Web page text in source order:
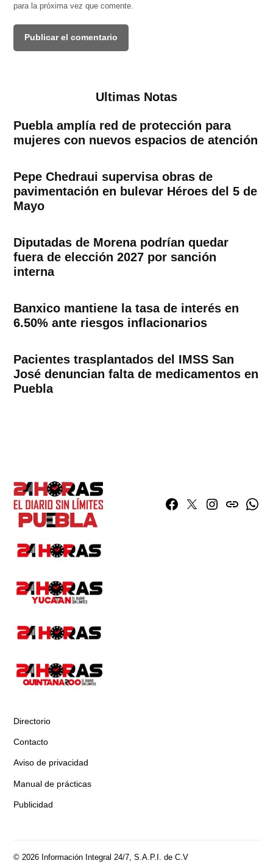
para la próxima vez que comente.
Ultimas Notas
Puebla amplía red de protección para
mujeres con nuevos espacios de atención
Pepe Chedraui supervisa obras de
pavimentación en bulevar Héroes del 5 de
Mayo
Diputadas de Morena podrían quedar
fuera de elección 2027 por sanción
interna
Banxico mantiene la tasa de interés en
6.50% ante riesgos inflacionarios
Pacientes trasplantados del IMSS San
José denuncian falta de medicamentos en
Puebla
Facebook
TwitterInstagram
issuu
Directorio
Contacto
Aviso de privacidad
Manual de prácticas
Publicidad
© 2026 Información Integral 24/7, S.A.P.I. de C.V